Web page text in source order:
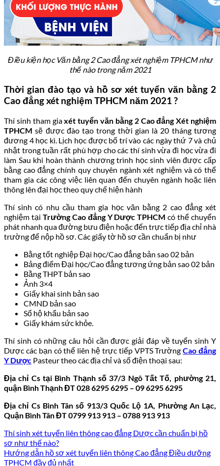
Điều kiện học Văn bằng 2 Cao đẳng xét nghiệm TPHCM như
thế nào trong năm 2021
Thời gian đào tạo và hồ sơ xét tuyển văn bằng 2
Cao đẳng xét nghiệm TPHCM năm 2021 ?
Thí sinh tham giaxét tuyển văn bằng 2 Cao đẳng Xét nghiệm
TPHCMsẽ được đào tạo trong thời gian là 20 tháng tương
đương 4 học kì. Lịch học được bố trí vào các ngày thứ 7 và chủ
nhật trong tuần rất phù hợp cho các thí sinh vừa đi học vừa đi
làm Sau khi hoàn thành chương trình học sinh viên được cấp
bằng cao đẳng chính quy chuyên ngành xét nghiệm và có thể
tham gia các công việc liên quan đến chuyên ngành hoặc liên
thông lên đại học theo quy chế hiện hành
Thí sinh có nhu cầu tham gia học văn bằng 2 cao đẳng xét
nghiệm tại Trường Cao đẳng Y Dược TPHCM có thể chuyển
phát nhanh qua đường bưu điện hoặc đến trực tiếp địa chỉ nhà
trường để nộp hồ sơ. Các giấy tờ hồ sơ cần chuẩn bị như
Bằng tốt nghiệp Đại học/Cao đẳng bản sao 02 bản
Bảng điểm Đại học/Cao đẳng tương ứng bản sao 02 bản
Bằng THPT bản sao
Ảnh 3×4
Giấy khai sinh bản sao
CMND bản sao
Sổ hộ khẩu bản sao
Giấy khám sức khỏe.
Thí sinh có những câu hỏi cần được giải đáp về tuyển sinh Y
Dược các bạn có thể liên hệ trực tiếp VPTS TrườngCao đẳng
Y Dược Pasteur theo các địa chỉ và số điện thoại sau:
Địa chỉ Cs tại Bình Thạnh số 37/3 Ngô Tất Tố, phường 21,
quận Bình Thạnh ĐT 028 6295 6295 – 09 6295 6295
Địa chỉ Cs Bình Tân số 913/3 Quốc Lộ 1A, Phường An Lạc,
Quận Bình Tân ĐT 0799 913 913 – 0788 913 913
Thí sinh xét tuyển liên thông cao đẳng Dược cần chuẩn bị hồ
sơ như thế nào?
Hướng dẫn hồ sơ xét tuyển liên thông Cao đẳng Điều dưỡng
TPHCM đầy đủ nhất